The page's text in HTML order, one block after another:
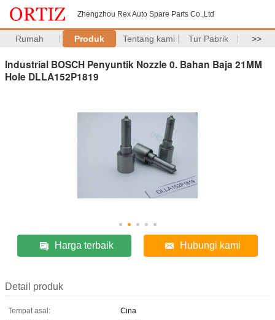
Zhengzhou Rex Auto Spare Parts Co.,Ltd
Rumah Produk Tentang kami Tur Pabrik >>
Industrial BOSCH Penyuntik Nozzle 0. Bahan Baja 21MM
Hole DLLA152P1819
Harga terbaik Hubungi kami
Detail produk
Tempat asal:
Cina